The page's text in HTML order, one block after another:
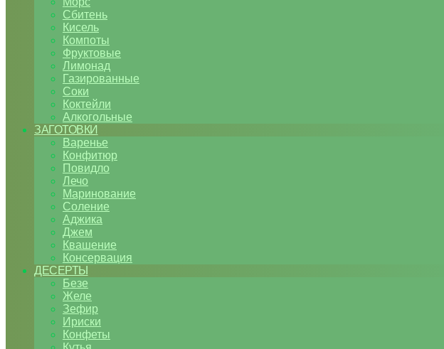
Сбитень
Кисель
Компоты
Фруктовые
Лимонад
Газированные
Соки
Коктейли
Алкогольные
ЗАГОТОВКИ
Варенье
Конфитюр
Повидло
Лечо
Маринование
Соление
Аджика
Джем
Квашение
Консервация
ДЕСЕРТЫ
Безе
Желе
Зефир
Ириски
Конфеты